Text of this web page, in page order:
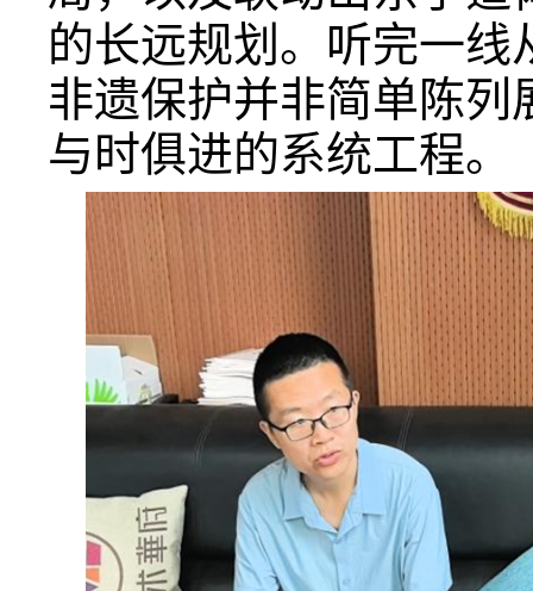
的长远规划。听完一
非遗保护并非简单陈
与时俱进的系统工程。